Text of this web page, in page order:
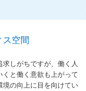
ス空間
しがちですが、働く人
と働く意欲も上がって
境の向上に目を向けてい